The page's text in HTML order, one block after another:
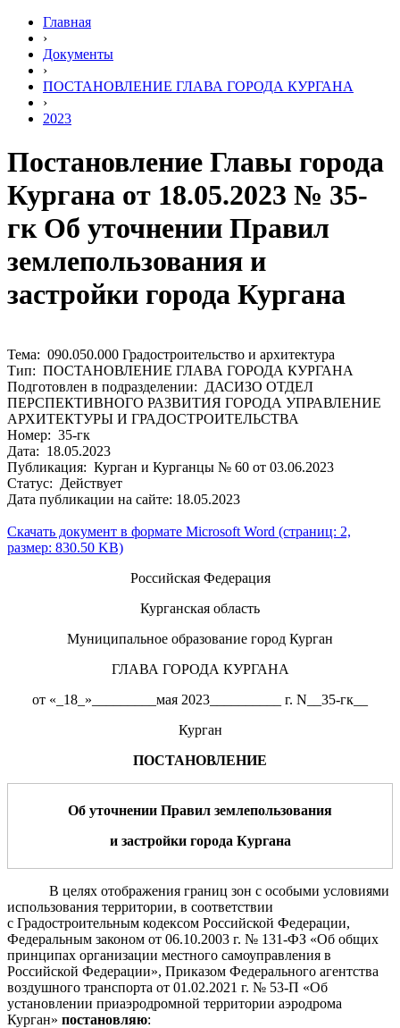
Главная
›
Документы
›
ПОСТАНОВЛЕНИЕ ГЛАВА ГОРОДА КУРГАНА
›
2023
Постановление Главы города
Кургана от 18.05.2023 № 35-
гк Об уточнении Правил
землепользования и
застройки города Кургана
Тема: 090.050.000 Градостроительство и архитектура
Тип: ПОСТАНОВЛЕНИЕ ГЛАВА ГОРОДА КУРГАНА
Подготовлен в подразделении: ДАСИЗО ОТДЕЛ
ПЕРСПЕКТИВНОГО РАЗВИТИЯ ГОРОДА УПРАВЛЕНИЕ
АРХИТЕКТУРЫ И ГРАДОСТРОИТЕЛЬСТВА
Номер: 35-гк
Дата: 18.05.2023
Публикация: Курган и Курганцы № 60 от 03.06.2023
Статус: Действует
Дата публикации на сайте: 18.05.2023
Скачать документ в формате Microsoft Word (страниц: 2,
размер: 830.50 KB)
Российская Федерация
Курганская область
Муниципальное образование город Курган
ГЛАВА ГОРОДА КУРГАНА
от «_18_»_________мая 2023__________ г. N__35-гк__
Курган
ПОСТАНОВЛЕНИЕ
Об уточнении Правил землепользования
и застройки города Кургана
В целях отображения границ зон с особыми условиями
использования территории, в соответствии
с Градостроительным кодексом Российской Федерации,
Федеральным законом от 06.10.2003 г. № 131-ФЗ «Об общих
принципах организации местного самоуправления в
Российской Федерации», Приказом Федерального агентства
воздушного транспорта от 01.02.2021 г. № 53-П «Об
установлении приаэродромной территории аэродрома
Курган» постановляю: